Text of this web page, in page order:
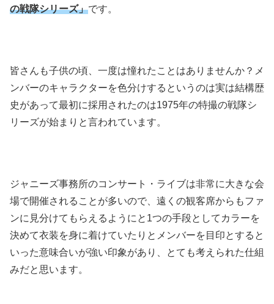
の戦隊シリーズ」です。
皆さんも子供の頃、一度は憧れたことはありませんか？メ
ンバーのキャラクターを色分けするというのは実は結構歴
史があって最初に採用されたのは1975年の特撮の戦隊シ
リーズが始まりと言われています。
ジャニーズ事務所のコンサート・ライブは非常に大きな会
場で開催されることが多いので、遠くの観客席からもファ
ンに見分けてもらえるようにと1つの手段としてカラーを
決めて衣装を身に着けていたりとメンバーを目印とすると
いった意味合いが強い印象があり、とても考えられた仕組
みだと思います。